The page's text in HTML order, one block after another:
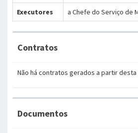
Executores a Chefe do Serviço de
Contratos
Não há contratos gerados a partir desta
Documentos